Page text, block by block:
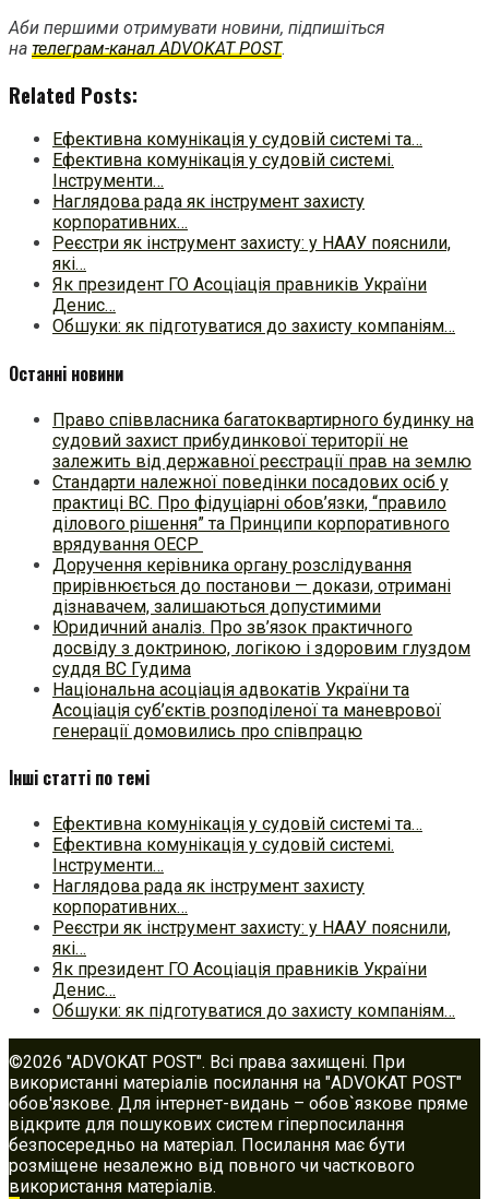
Аби першими отримувати новини, підпишіться
на телеграм-канал ADVOKAT POST.
Related Posts:
Ефективна комунікація у судовій системі та…
Ефективна комунікація у судовій системі.
Інструменти…
Наглядова рада як інструмент захисту
корпоративних…
Реєстри як інструмент захисту: у НААУ пояснили,
які…
Як президент ГО Асоціація правників України
Денис…
Обшуки: як підготуватися до захисту компаніям…
Останні новини
Право співвласника багатоквартирного будинку на
судовий захист прибудинкової території не
залежить від державної реєстрації прав на землю
Стандарти належної поведінки посадових осіб у
практиці ВC. Про фідуціарні обов’язки, “правило
ділового рішення” та Принципи корпоративного
врядування ОЕСР
Доручення керівника органу розслідування
прирівнюється до постанови — докази, отримані
дізнавачем, залишаються допустимими
Юридичний аналіз. Про зв’язок практичного
досвіду з доктриною, логікою і здоровим глуздом
суддя ВС Гудима
Національна асоціація адвокатів України та
Асоціація суб’єктів розподіленої та маневрової
генерації домовились про співпрацю
Інші статті по темі
Ефективна комунікація у судовій системі та…
Ефективна комунікація у судовій системі.
Інструменти…
Наглядова рада як інструмент захисту
корпоративних…
Реєстри як інструмент захисту: у НААУ пояснили,
які…
Як президент ГО Асоціація правників України
Денис…
Обшуки: як підготуватися до захисту компаніям…
©2026 "ADVOKAT POST". Всі права захищені. При
використанні матеріалів посилання на "ADVOKAT POST"
обов'язкове. Для інтернет-видань – обов`язкове пряме
відкрите для пошукових систем гіперпосилання
безпосередньо на матеріал. Посилання має бути
розміщене незалежно від повного чи часткового
використання матеріалів.